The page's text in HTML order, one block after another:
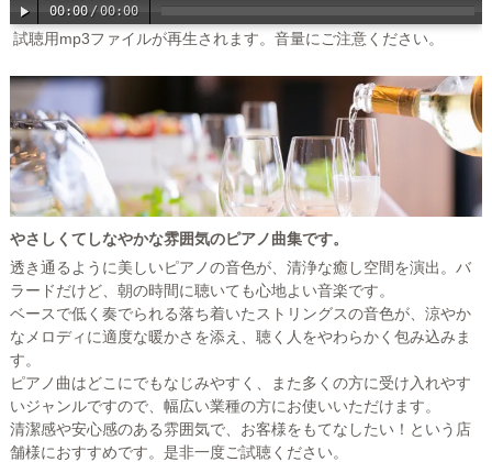
00:00 /00:00
試聴用mp3ファイルが再生されます。音量にご注意ください。
やさしくてしなやかな雰囲気のピアノ曲集です。
透き通るように美しいピアノの音色が、清浄な癒し空間を演出。バ
ラードだけど、朝の時間に聴いても心地よい音楽です。
ベースで低く奏でられる落ち着いたストリングスの音色が、涼やか
なメロディに適度な暖かさを添え、聴く人をやわらかく包み込みま
す。
ピアノ曲はどこにでもなじみやすく、また多くの方に受け入れやす
いジャンルですので、幅広い業種の方にお使いいただけます。
清潔感や安心感のある雰囲気で、お客様をもてなしたい！という店
舗様におすすめです。是非一度ご試聴ください。